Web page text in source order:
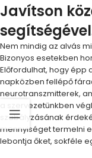
Javítson
Nem mindig az alvás
Bizonyos esetekben
Előfordulhat, hogy épp
napközben fellépő
neurotranszmitterek,
a szervezetünkben
szabályzásának
mennyiséget termelni
lebontja őket, sokféle